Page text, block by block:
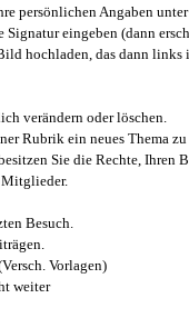
persönlichen Angaben
eingeben (dann
hochladen, das dann links
verändern oder löschen.
Rubrik ein neues Thema zu
Sie die Rechte, Ihren
Mitglieder.
Besuch.
Vorlagen)
weiter